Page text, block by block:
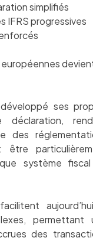
simplifiés
IFRS progressives
ses
des
être
système
permettant
des